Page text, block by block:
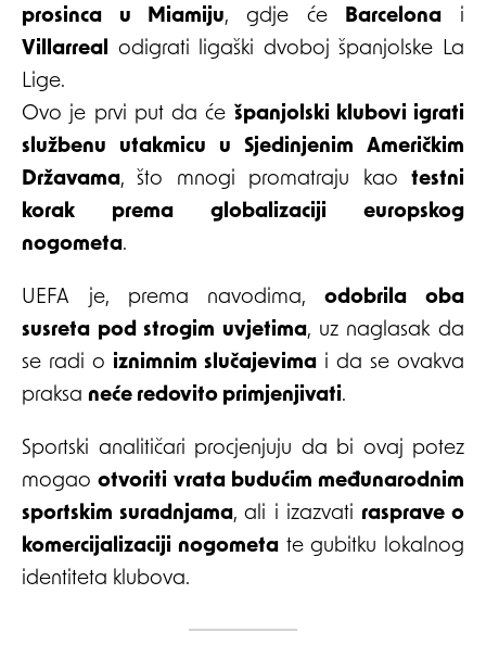
prosinca u Miamiju, gdje će Barcelona i
Villarreal odigrati ligaški dvoboj španjolske La
Lige.
Ovo je prvi put da će španjolski klubovi igrati
službenu utakmicu u Sjedinjenim Američkim
Državama, što mnogi promatraju kao testni
korak prema globalizaciji europskog
nogometa.
UEFA je, prema navodima,odobrila oba
susreta pod strogim uvjetima, uz naglasak da
se radi o iznimnim slučajevima i da se ovakva
praksa neće redovito primjenjivati.
Sportski analitičari procjenjuju da bi ovaj potez
mogaootvoriti vrata budućim međunarodnim
sportskim suradnjama, ali i izazvati rasprave o
komercijalizaciji nogometate gubitku lokalnog
identiteta klubova.